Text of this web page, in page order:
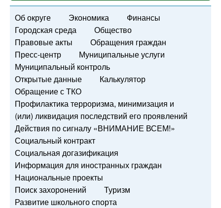
Об округе Экономика
Финансы
Городская среда
Общество
Правовые акты
Обращения граждан
Пресс-центр
Муниципальные услуги
Муниципальный контроль
Открытые данные
Калькулятор
Обращение с ТКО
Профилактика терроризма, минимизация и
(или) ликвидация последствий его проявлений
Действия по сигналу «ВНИМАНИЕ ВСЕМ!»
Социальный контракт
Социальная догазификация
Информация для иностранных граждан
Национальные проекты
Поиск захоронений
Туризм
Развитие школьного спорта